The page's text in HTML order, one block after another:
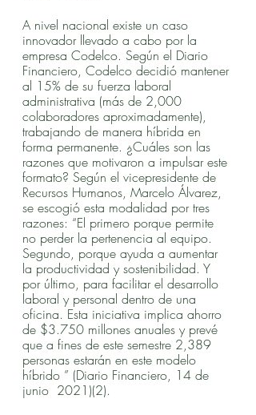
A nivel nacional existe un caso
innovador llevado a cabo por la
empresa Codelco. Según el Diario
Financiero, Codelco decidió mantener
al 15% de su fuerza laboral
administrativa (más de 2,000
colaboradores aproximadamente),
trabajando de manera híbrida en
forma permanente. ¿Cuáles son las
razones que motivaron a impulsar este
formato? Según el vicepresidente de
Recursos Humanos, Marcelo Álvarez,
se escogió esta modalidad por tres
razones: “El primero porque permite
no perder la pertenencia al equipo.
Segundo, porque ayuda a aumentar
la productividad y sostenibilidad. Y
por último, para facilitar el desarrollo
laboral y personal dentro de una
oficina. Esta iniciativa implica ahorro
de $3.750 millones anuales y prevé
que a fines de este semestre 2,389
personas estarán en este modelo
híbrido ” (Diario Financiero, 14 de
junio  2021)(2).